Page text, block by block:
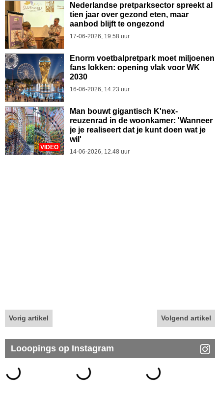
Nederlandse pretparksector spreekt al
tien jaar over gezond eten, maar
aanbod blijft te ongezond
17-06-2026, 19.58 uur
Enorm voetbalpretpark moet miljoenen
fans lokken: opening vlak voor WK
2030
16-06-2026, 14.23 uur
VIDEO
Man bouwt gigantisch K'nex-
reuzenrad in de woonkamer: 'Wanneer
je je realiseert dat je kunt doen wat je
wil'
14-06-2026, 12.48 uur
Vorig artikel Volgend artikel
Looopings op Instagram